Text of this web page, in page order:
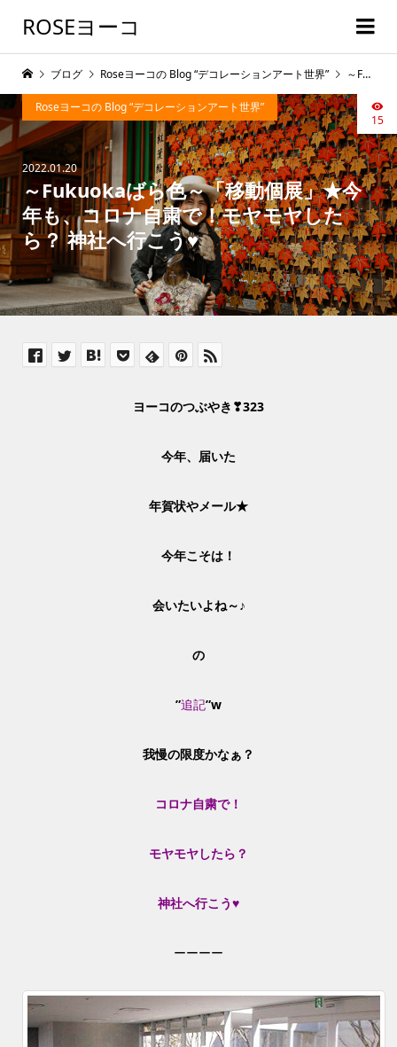
ROSEヨーコ
2022.01.20
～Fukuokaばら色～「移動個展」★今
年も、コロナ自粛で！モヤモヤした
ら？ 神社へ行こう♥
Roseヨーコの Blog “デコレーションアート世界”
15
ブログ Roseヨーコの Blog “デコレーションアート世界” ～Fukuokaばら色～「移動個展」★今年も、コロナ自粛で！モヤモヤしたら？ 神社へ行こう♥
ヨーコのつぶやき❣323
今年、届いた
年賀状やメール★
今年こそは！
会いたいよね～♪
の
”追記”w
我慢の限度かなぁ？
コロナ自粛で！
モヤモヤしたら？
神社へ行こう♥
ーーーー